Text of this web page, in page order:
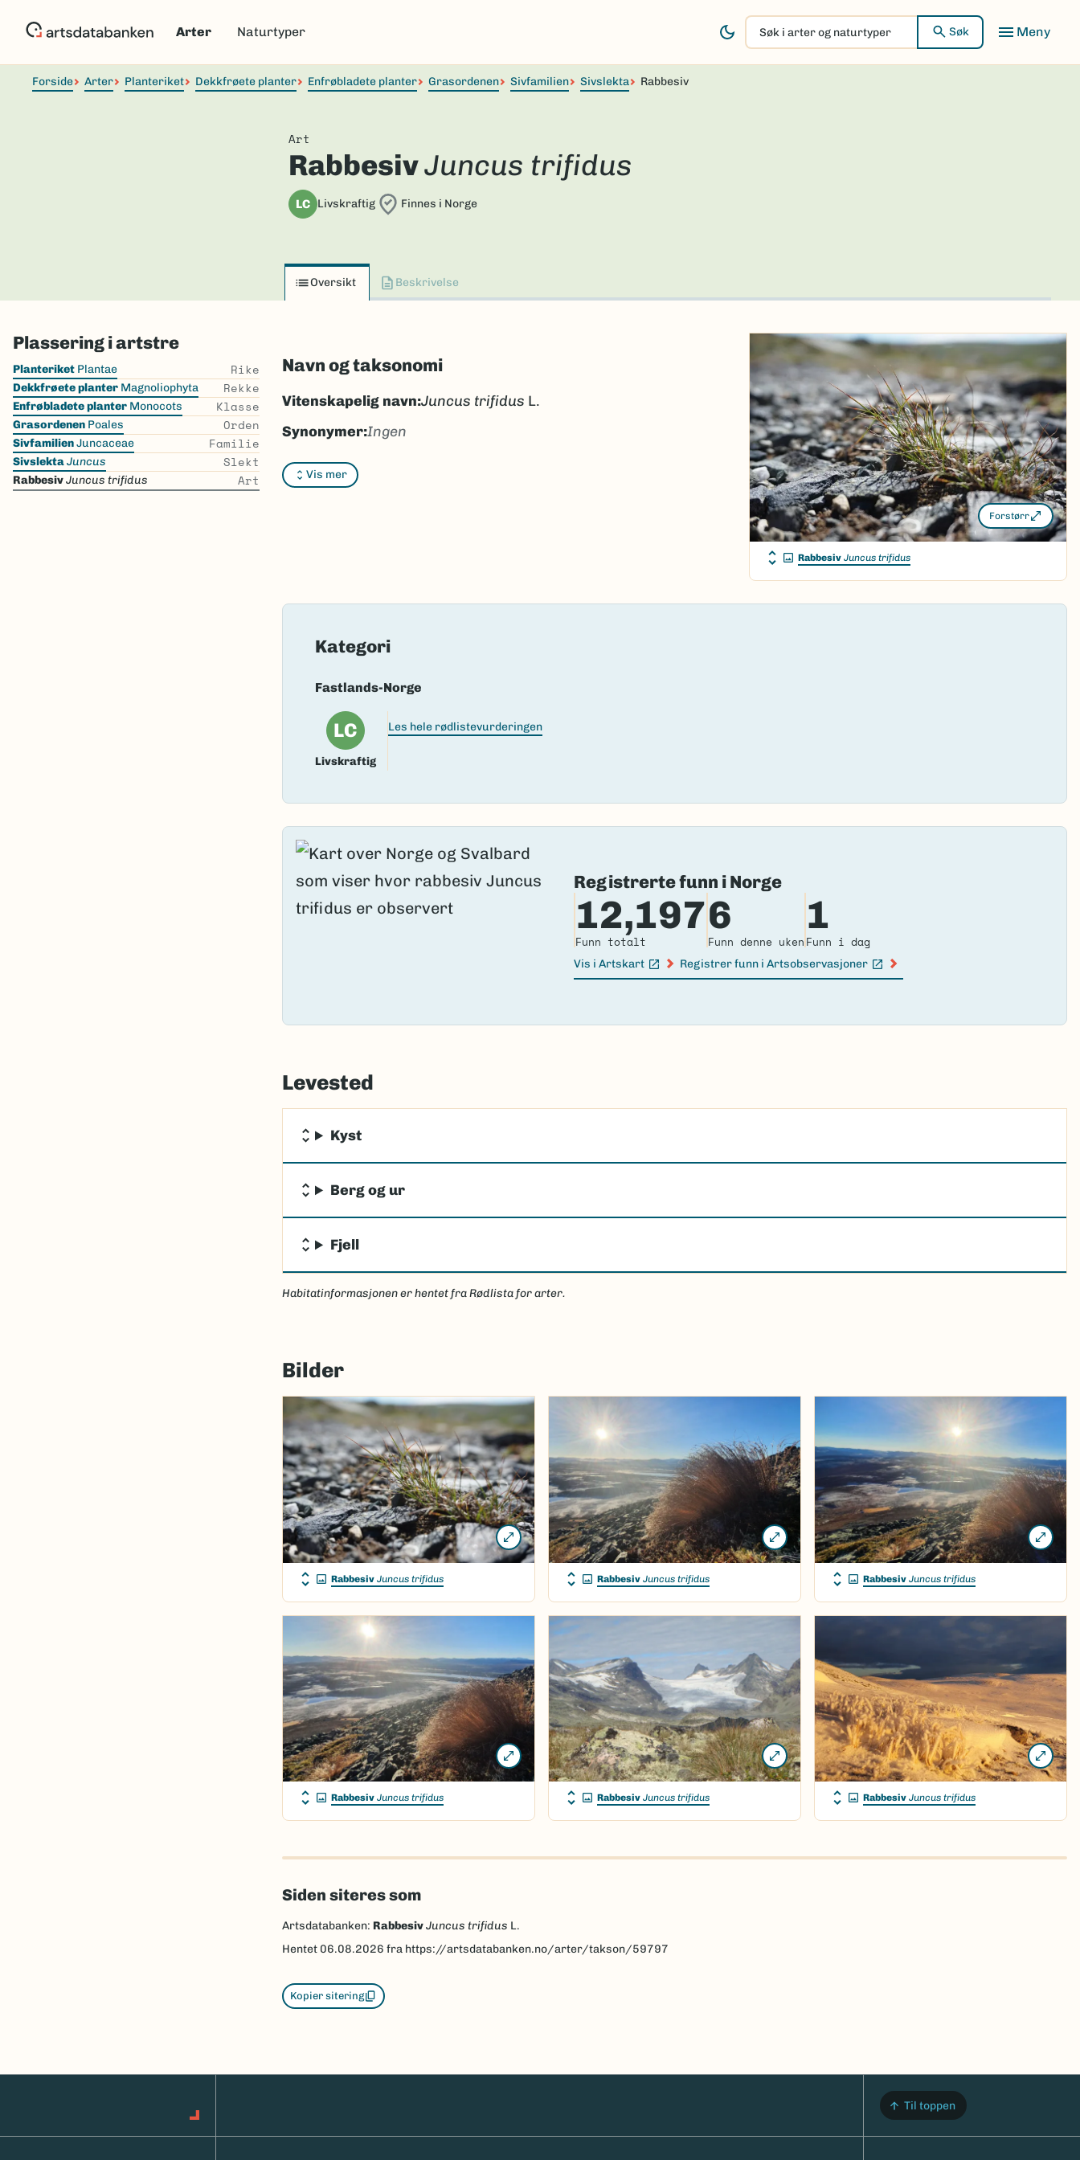
Arter Naturtyper
Søk
i
arter
Søk
Forside Arter Planteriket Dekkfrøete planter Enfrøbladete planter Grasordenen Sivfamilien Sivslekta Rabbesiv
Art
RabbesivJuncus trifidus
LC Livskraftig Finnes i Norge
Oversikt Beskrivelse
Plassering i artstre
Skip
the
list
Planteriket Plantae Rike
Dekkfrøete planter Magnoliophyta Rekke
Enfrøbladete planter Monocots Klasse
Grasordenen Poales Orden
SivfamilienJuncaceae Familie
SivslektaJuncus Slekt
RabbesivJuncus trifidus Art
Navn og taksonomi
Vis mer
Vitenskapelig navn:Juncus trifidus L.
Synonymer:Ingen
Bokmål:rabbesiv
Nynorsk:rabbesiv
Forstørr
Rabbesiv Juncus trifidus
Kategori
Fastlands-Norge
LC
Livskraftig
Les hele rødlistevurderingen
Registrerte funn i Norge
12,197
Funn totalt
6
Funn denne uken
1
Funn i dag
Vis i Artskart
(Ekstern lenke)
Registrer funn i Artsobservasjoner
(Ekstern lenke)
Levested
Kyst
Berg og ur
Fjell
Habitatinformasjonen er hentet fra Rødlista for arter.
Bilder
Rabbesiv Juncus trifidus Rabbesiv Juncus trifidus Rabbesiv Juncus trifidus
Rabbesiv Juncus trifidus Rabbesiv Juncus trifidus Rabbesiv Juncus trifidus
Siden siteres som
Artsdatabanken: RabbesivJuncus trifidus L.
Hentet 06.08.2026 fra https://artsdatabanken.no/arter/takson/59797
Kopier sitering
Til toppen